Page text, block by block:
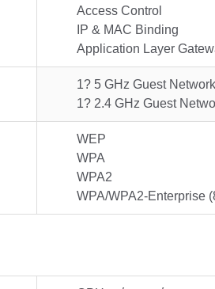
Access Control
IP & MAC Binding
Application Layer
1? 5 GHz Guest Network
1? 2.4 GHz Guest
WEP
WPA
WPA2
WPA/WPA2-Enterprise